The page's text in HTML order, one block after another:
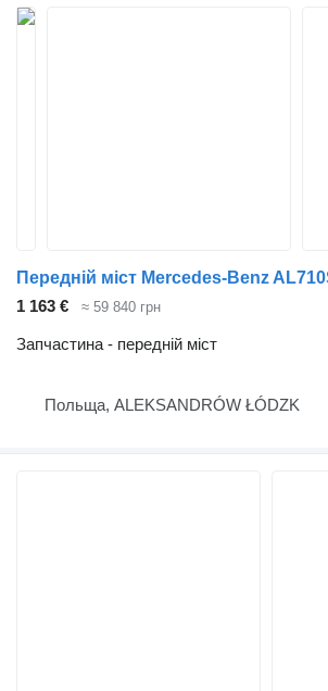
1 163 € ≈ 59 840 грн
Запчастина - передній міст
Польща, ALEKSANDRÓW ŁÓDZK